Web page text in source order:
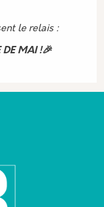
le relais :
DE MAI !🎉